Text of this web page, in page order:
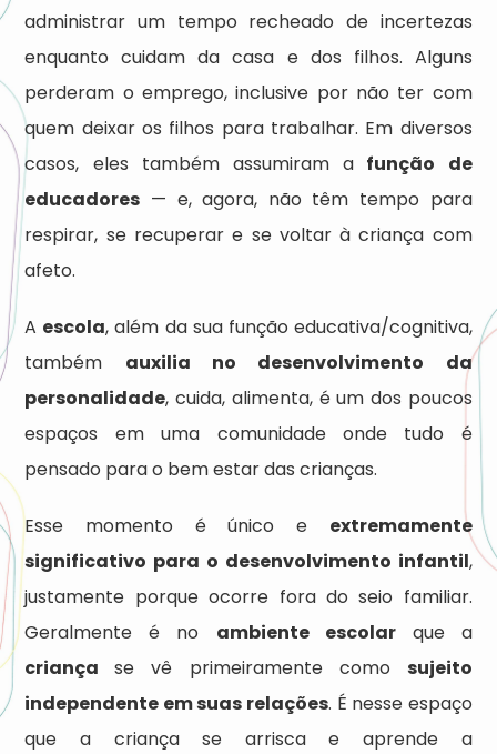
administrar um tempo recheado de incertezas
enquanto cuidam da casa e dos filhos. Alguns
perderam o emprego, inclusive por não ter com
quem deixar os filhos para trabalhar. Em diversos
casos, eles também assumiram a função de
educadores — e, agora, não têm tempo para
respirar, se recuperar e se voltar à criança com
afeto.
A escola, além da sua função educativa/cognitiva,
também auxilia no desenvolvimento da
personalidade, cuida, alimenta, é um dos poucos
espaços em uma comunidade onde tudo é
pensado para o bem estar das crianças.
Esse momento é único e extremamente
significativo para o desenvolvimento infantil,
justamente porque ocorre fora do seio familiar.
Geralmente é no ambiente escolarque a
criançase vê primeiramente como sujeito
independente em suas relações. É nesse espaço
que a criança se arrisca e aprende a